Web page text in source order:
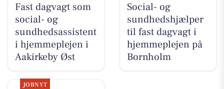
Fast dagvagt som
social- og
sundhedsassistent
i hjemmeplejen i
Aakirkeby Øst
Social- og
sundhedshjælper
til fast dagvagt i
hjemmeplejen på
Bornholm
JOBNYT